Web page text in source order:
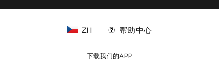
ZH 帮助中心
下载我们的APP